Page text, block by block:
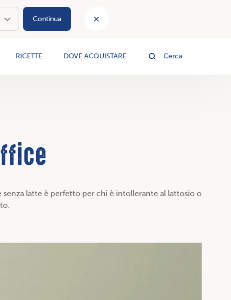
Continua
RICETTE DOVE ACQUISTARE Cerca
latte è perfetto per chi è intollerante al lattosio o